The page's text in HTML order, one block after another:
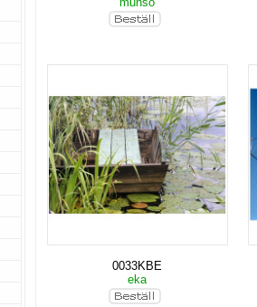
0033KBE
eka